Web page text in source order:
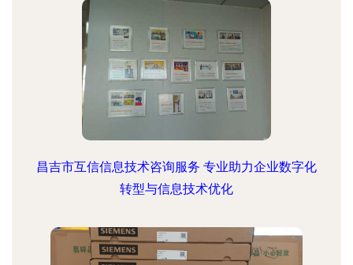
昌吉市互信信息技术咨询服务 专业助力企业数字化
转型与信息技术优化